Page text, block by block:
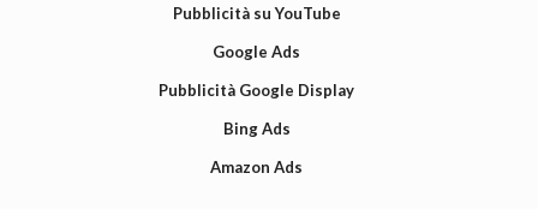
Pubblicità su YouTube
Google Ads
Pubblicità Google Display
Bing Ads
Amazon Ads